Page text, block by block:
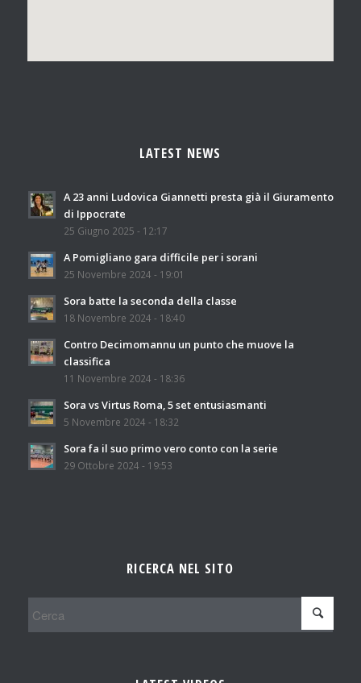
LATEST NEWS
A 23 anni Ludovica Giannetti presta già il Giuramento
di Ippocrate
25 Giugno 2025 - 12:17
A Pomigliano gara difficile per i sorani
25 Novembre 2024 - 19:01
Sora batte la seconda della classe
18 Novembre 2024 - 18:40
Contro Decimomannu un punto che muove la
classifica
11 Novembre 2024 - 18:36
Sora vs Virtus Roma, 5 set entusiasmanti
5 Novembre 2024 - 18:32
Sora fa il suo primo vero conto con la serie
29 Ottobre 2024 - 19:53
RICERCA NEL SITO